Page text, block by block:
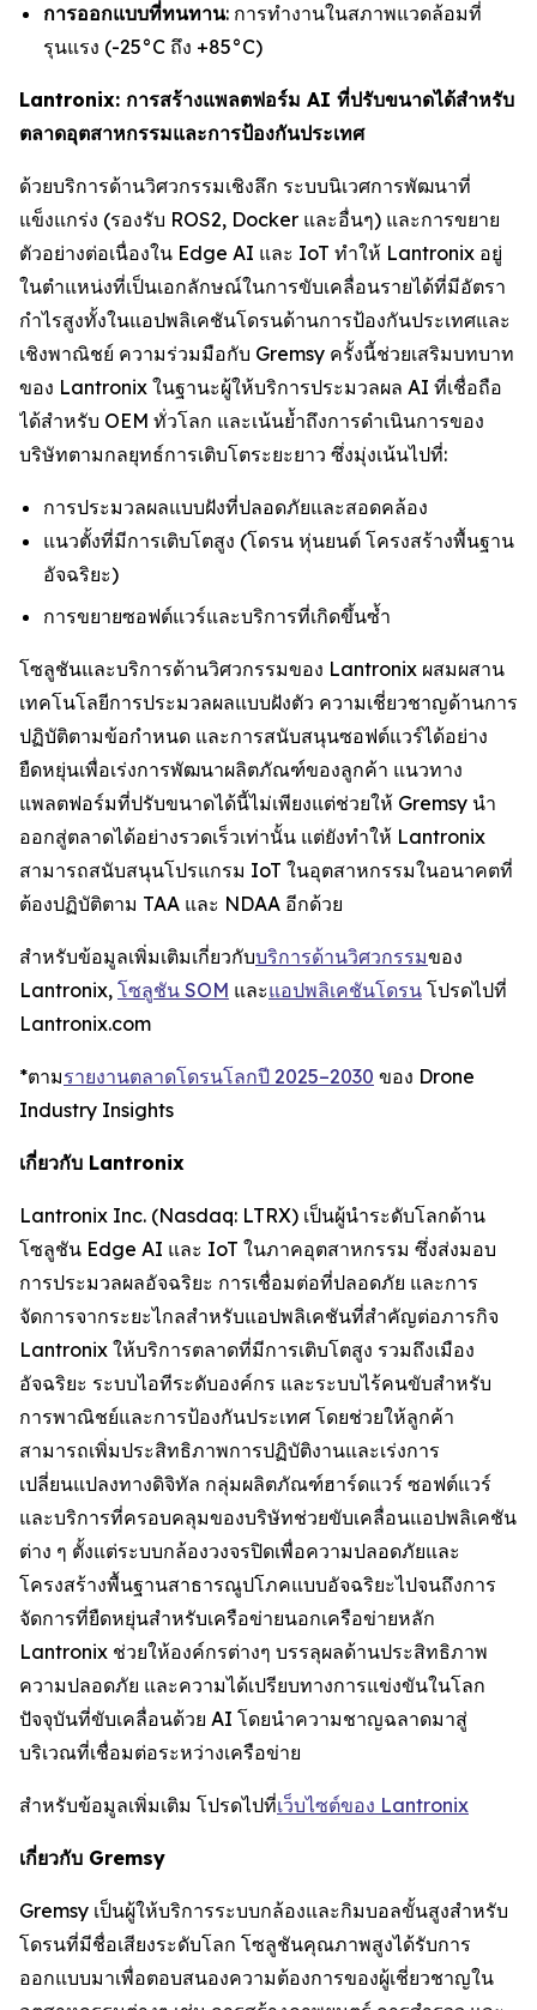
การออกแบบที่ทนทาน: การทำงานในสภาพแวดล้อมที่
รุนแรง (-25°C ถึง +85°C)
Lantronix: การสร้างแพลตฟอร์ม AI ที่ปรับขนาดได้สำหรับ
ตลาดอุตสาหกรรมและการป้องกันประเทศ
ด้วยบริการด้านวิศวกรรมเชิงลึก ระบบนิเวศการพัฒนาที่
แข็งแกร่ง (รองรับ ROS2, Docker และอื่นๆ) และการขยาย
ตัวอย่างต่อเนื่องใน Edge AI และ IoT ทำให้ Lantronix อยู่
ในตำแหน่งที่เป็นเอกลักษณ์ในการขับเคลื่อนรายได้ที่มีอัตรา
กำไรสูงทั้งในแอปพลิเคชันโดรนด้านการป้องกันประเทศและ
เชิงพาณิชย์ ความร่วมมือกับ Gremsy ครั้งนี้ช่วยเสริมบทบาท
ของ Lantronix ในฐานะผู้ให้บริการประมวลผล AI ที่เชื่อถือ
ได้สำหรับ OEM ทั่วโลก และเน้นย้ำถึงการดำเนินการของ
บริษัทตามกลยุทธ์การเติบโตระยะยาว ซึ่งมุ่งเน้นไปที่:
การประมวลผลแบบฝังที่ปลอดภัยและสอดคล้อง
แนวตั้งที่มีการเติบโตสูง (โดรน หุ่นยนต์ โครงสร้างพื้นฐาน
อัจฉริยะ)
การขยายซอฟต์แวร์และบริการที่เกิดขึ้นซ้ำ
โซลูชันและบริการด้านวิศวกรรมของ Lantronix ผสมผสาน
เทคโนโลยีการประมวลผลแบบฝังตัว ความเชี่ยวชาญด้านการ
ปฏิบัติตามข้อกำหนด และการสนับสนุนซอฟต์แวร์ได้อย่าง
ยืดหยุ่นเพื่อเร่งการพัฒนาผลิตภัณฑ์ของลูกค้า แนวทาง
แพลตฟอร์มที่ปรับขนาดได้นี้ไม่เพียงแต่ช่วยให้ Gremsy นำ
ออกสู่ตลาดได้อย่างรวดเร็วเท่านั้น แต่ยังทำให้ Lantronix
สามารถสนับสนุนโปรแกรม IoT ในอุตสาหกรรมในอนาคตที่
ต้องปฏิบัติตาม TAA และ NDAA อีกด้วย
สำหรับข้อมูลเพิ่มเติมเกี่ยวกับบริการด้านวิศวกรรมของ
Lantronix, โซลูชัน SOM และแอปพลิเคชันโดรน โปรดไปที่
Lantronix.com
*ตามรายงานตลาดโดรนโลกปี 2025–2030 ของ Drone
Industry Insights
เกี่ยวกับ Lantronix
Lantronix Inc. (Nasdaq: LTRX) เป็นผู้นำระดับโลกด้าน
โซลูชัน Edge AI และ IoT ในภาคอุตสาหกรรม ซึ่งส่งมอบ
การประมวลผลอัจฉริยะ การเชื่อมต่อที่ปลอดภัย และการ
จัดการจากระยะไกลสำหรับแอปพลิเคชันที่สำคัญต่อภารกิจ
Lantronix ให้บริการตลาดที่มีการเติบโตสูง รวมถึงเมือง
อัจฉริยะ ระบบไอทีระดับองค์กร และระบบไร้คนขับสำหรับ
การพาณิชย์และการป้องกันประเทศ โดยช่วยให้ลูกค้า
สามารถเพิ่มประสิทธิภาพการปฏิบัติงานและเร่งการ
เปลี่ยนแปลงทางดิจิทัล กลุ่มผลิตภัณฑ์ฮาร์ดแวร์ ซอฟต์แวร์
และบริการที่ครอบคลุมของบริษัทช่วยขับเคลื่อนแอปพลิเคชัน
ต่าง ๆ ตั้งแต่ระบบกล้องวงจรปิดเพื่อความปลอดภัยและ
โครงสร้างพื้นฐานสาธารณูปโภคแบบอัจฉริยะไปจนถึงการ
จัดการที่ยืดหยุ่นสำหรับเครือข่ายนอกเครือข่ายหลัก
Lantronix ช่วยให้องค์กรต่างๆ บรรลุผลด้านประสิทธิภาพ
ความปลอดภัย และความได้เปรียบทางการแข่งขันในโลก
ปัจจุบันที่ขับเคลื่อนด้วย AI โดยนำความชาญฉลาดมาสู่
บริเวณที่เชื่อมต่อระหว่างเครือข่าย
สำหรับข้อมูลเพิ่มเติม โปรดไปที่เว็บไซต์ของ Lantronix
เกี่ยวกับ Gremsy
Gremsy เป็นผู้ให้บริการระบบกล้องและกิมบอลขั้นสูงสำหรับ
โดรนที่มีชื่อเสียงระดับโลก โซลูชันคุณภาพสูงได้รับการ
ออกแบบมาเพื่อตอบสนองความต้องการของผู้เชี่ยวชาญใน